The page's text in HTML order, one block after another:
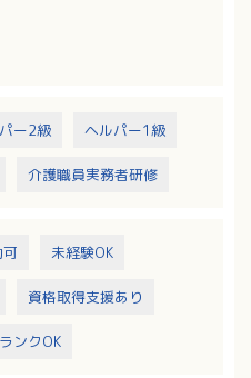
ー2級 ヘルパー1級
介護職員実務者研修
未経験OK
資格取得支援あり
ンクOK